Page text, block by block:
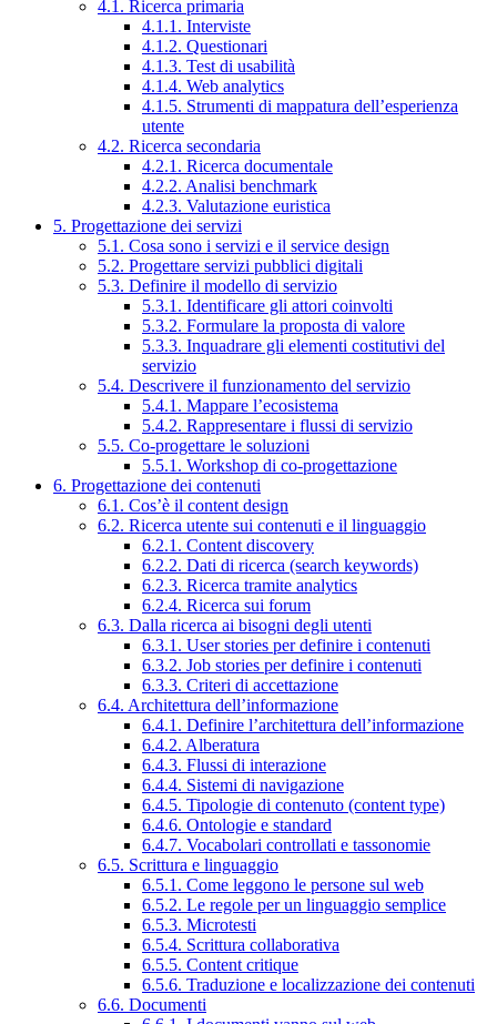
4.1. Ricerca primaria
4.1.1. Interviste
4.1.2. Questionari
4.1.3. Test di usabilità
4.1.4. Web analytics
4.1.5. Strumenti di mappatura dell’esperienza
utente
4.2. Ricerca secondaria
4.2.1. Ricerca documentale
4.2.2. Analisi benchmark
4.2.3. Valutazione euristica
5. Progettazione dei servizi
5.1. Cosa sono i servizi e il service design
5.2. Progettare servizi pubblici digitali
5.3. Definire il modello di servizio
5.3.1. Identificare gli attori coinvolti
5.3.2. Formulare la proposta di valore
5.3.3. Inquadrare gli elementi costitutivi del
servizio
5.4. Descrivere il funzionamento del servizio
5.4.1. Mappare l’ecosistema
5.4.2. Rappresentare i flussi di servizio
5.5. Co-progettare le soluzioni
5.5.1. Workshop di co-progettazione
6. Progettazione dei contenuti
6.1. Cos’è il content design
6.2. Ricerca utente sui contenuti e il linguaggio
6.2.1. Content discovery
6.2.2. Dati di ricerca (search keywords)
6.2.3. Ricerca tramite analytics
6.2.4. Ricerca sui forum
6.3. Dalla ricerca ai bisogni degli utenti
6.3.1. User stories per definire i contenuti
6.3.2. Job stories per definire i contenuti
6.3.3. Criteri di accettazione
6.4. Architettura dell’informazione
6.4.1. Definire l’architettura dell’informazione
6.4.2. Alberatura
6.4.3. Flussi di interazione
6.4.4. Sistemi di navigazione
6.4.5. Tipologie di contenuto (content type)
6.4.6. Ontologie e standard
6.4.7. Vocabolari controllati e tassonomie
6.5. Scrittura e linguaggio
6.5.1. Come leggono le persone sul web
6.5.2. Le regole per un linguaggio semplice
6.5.3. Microtesti
6.5.4. Scrittura collaborativa
6.5.5. Content critique
6.5.6. Traduzione e localizzazione dei contenuti
6.6. Documenti